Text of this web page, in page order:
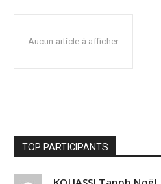
Aucun article à afficher
TOP PARTICIPANTS